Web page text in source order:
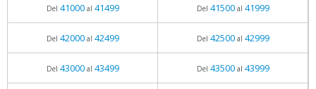
Del 41000al 41499 Del 41500al 41999
Del 42000al 42499 Del 42500al 42999
Del 43000al 43499 Del 43500al 43999